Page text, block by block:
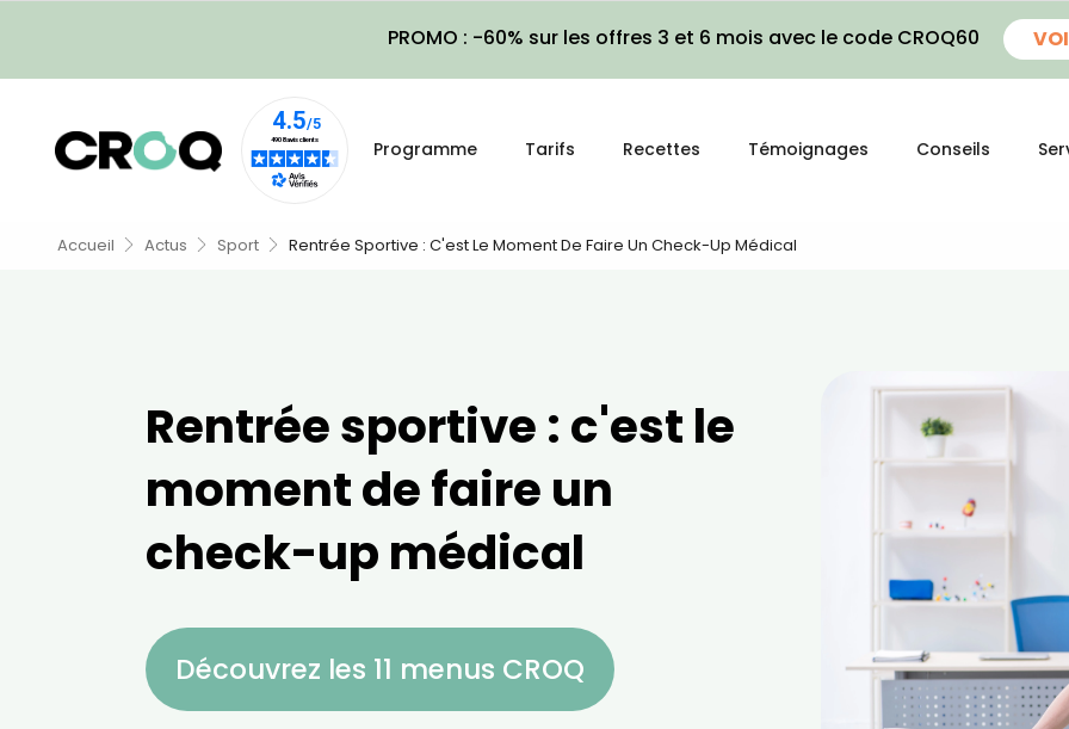
PROMO : -60% sur les offres 3 et 6 mois avec le code CROQ60
Programme Tarifs Recettes Témoignages Conseils
Accueil Actus Sport Rentrée Sportive : C'est Le Moment De Faire Un Check-Up Médical
Rentrée sportive : c'est le
moment de faire un
check-up médical
Découvrez les 11 menus CROQ